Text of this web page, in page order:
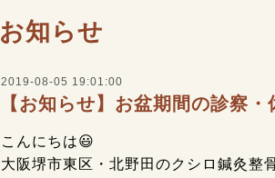
お知らせ
2019-08-05 19:01:00
【お知らせ】お盆期間の診察
こんにちは😃
大阪堺市東区・北野田のクシロ鍼灸整